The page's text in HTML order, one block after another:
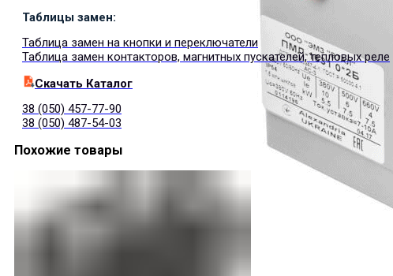
Таблицы замен:
Таблица замен на кнопки и переключатели
Таблица замен контакторов, магнитных пускателей, тепловых реле
Cкачать Каталог
38 (050) 457-77-90
38 (050) 487-54-03
Похожие товары